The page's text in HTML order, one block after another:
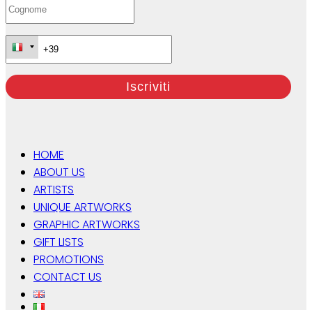
HOME
ABOUT US
ARTISTS
UNIQUE ARTWORKS
GRAPHIC ARTWORKS
GIFT LISTS
PROMOTIONS
CONTACT US